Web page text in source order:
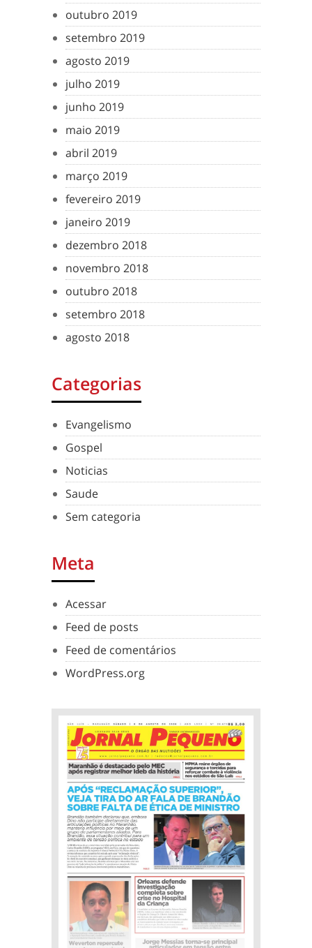
outubro 2019
setembro 2019
agosto 2019
julho 2019
junho 2019
maio 2019
abril 2019
março 2019
fevereiro 2019
janeiro 2019
dezembro 2018
novembro 2018
outubro 2018
setembro 2018
agosto 2018
Categorias
Evangelismo
Gospel
Noticias
Saude
Sem categoria
Meta
Acessar
Feed de posts
Feed de comentários
WordPress.org